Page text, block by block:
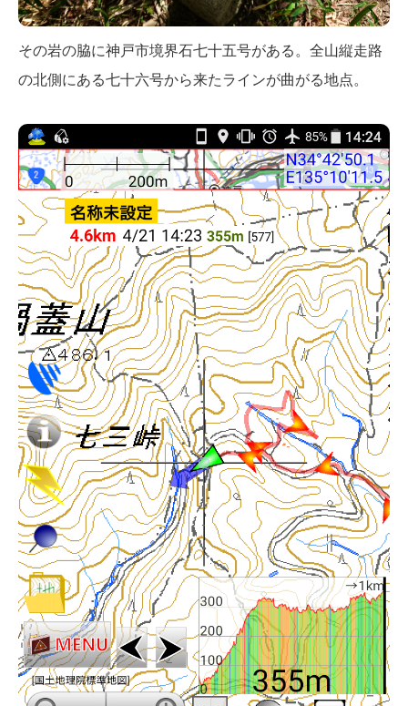
その岩の脇に神戸市境界石七十五号がある。全山縦走路
の北側にある七十六号から来たラインが曲がる地点。